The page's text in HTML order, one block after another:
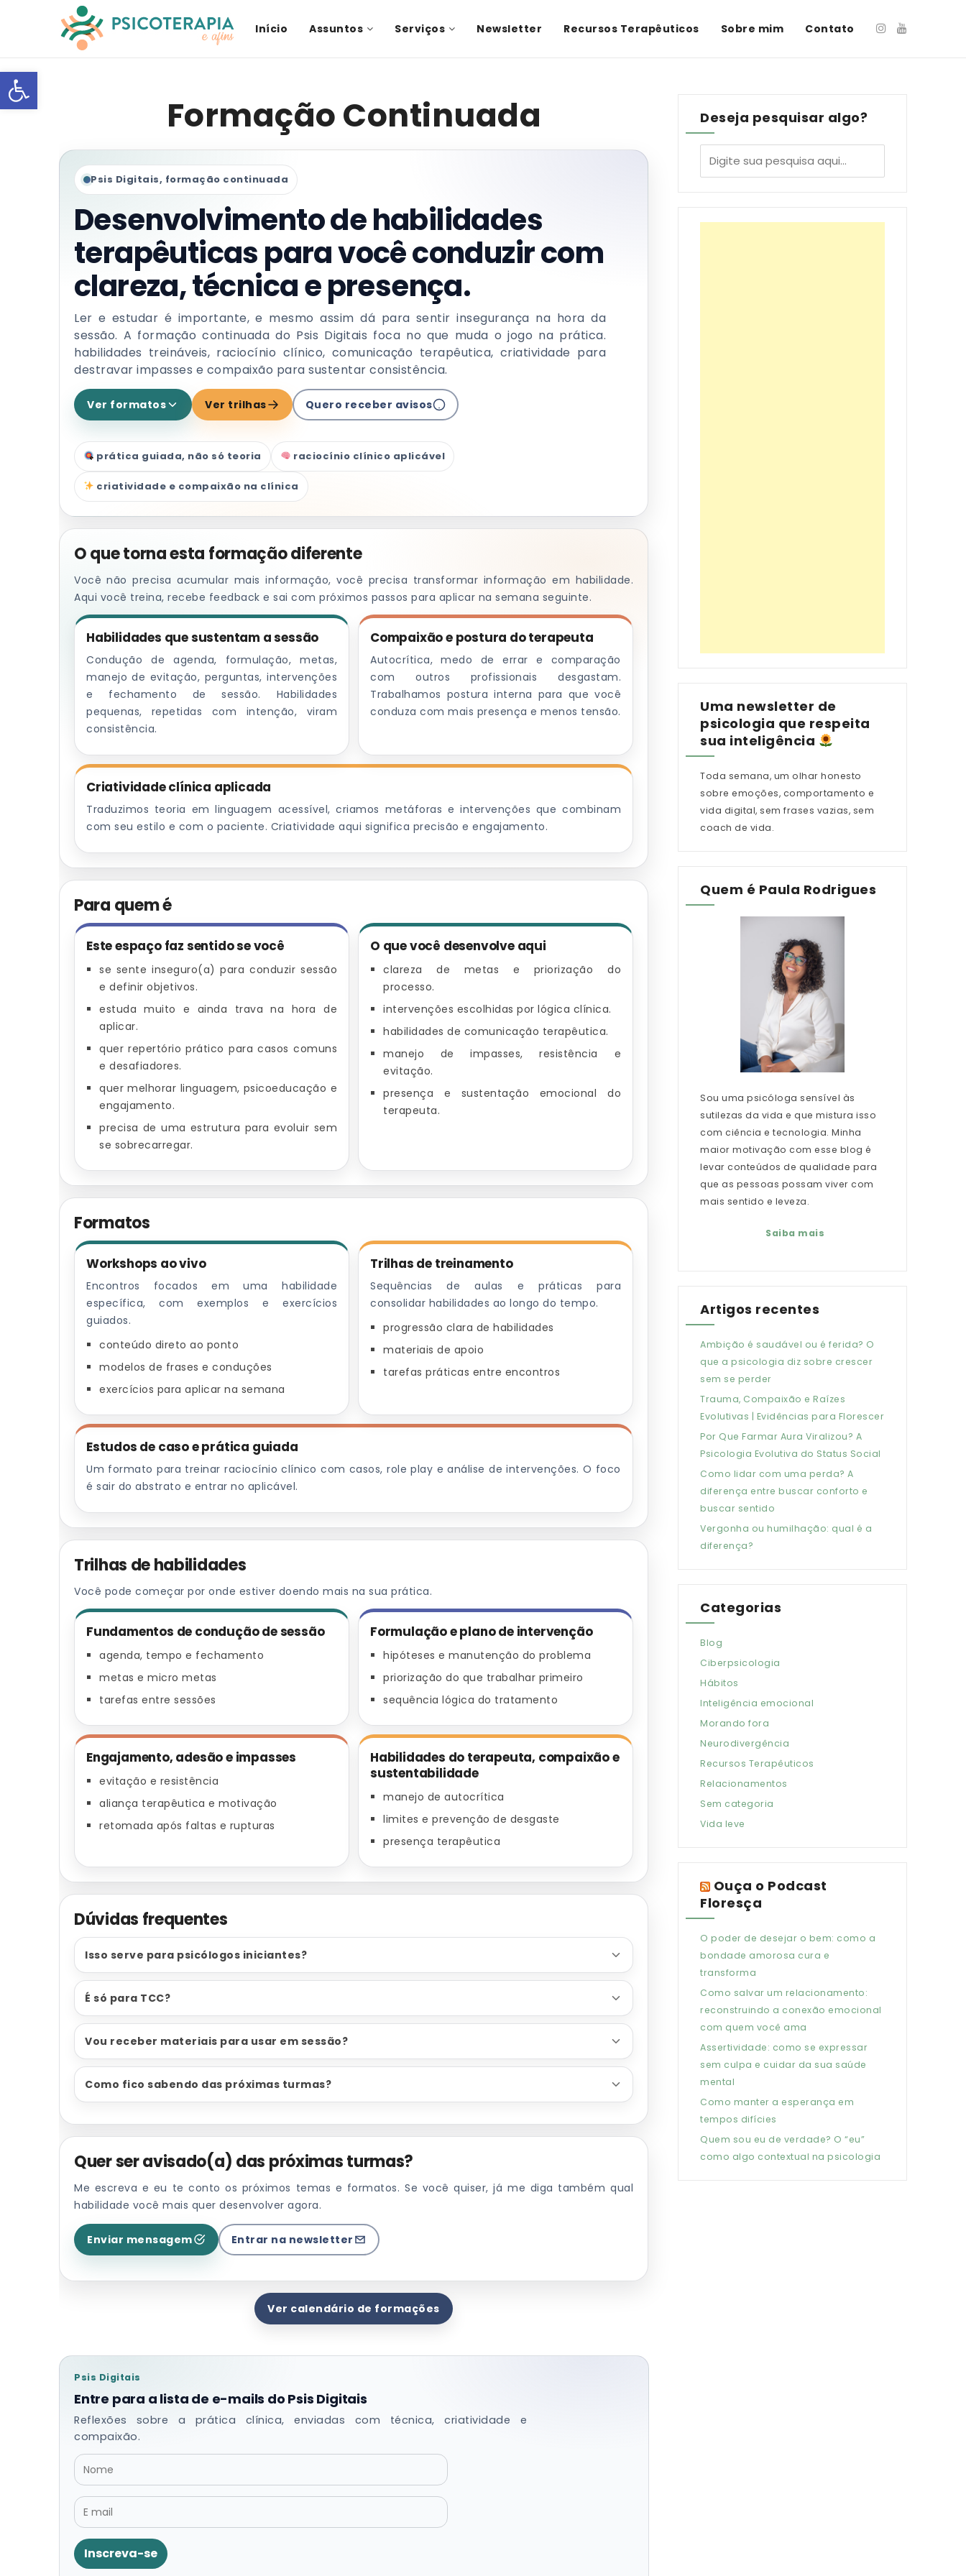
Open toolbar
Início Assuntos Serviços Newsletter Recursos Terapêuticos Sobre mim Contato
Formação Continuada
Psis Digitais, formação continuada
Desenvolvimento de habilidades
terapêuticas para você conduzir com
clareza, técnica e presença.
Ler e estudar é importante, e mesmo assim dá para sentir insegurança na hora da
sessão. A formação continuada do Psis Digitais foca no que muda o jogo na prática.
habilidades treináveis, raciocínio clínico, comunicação terapêutica, criatividade para
destravar impasses e compaixão para sustentar consistência.
Ver formatos Ver trilhas Quero receber avisos
prática guiada, não só teoria raciocínio clínico aplicável
criatividade e compaixão na clínica
O que torna esta formação diferente
Você não precisa acumular mais informação, você precisa transformar informação em habilidade.
Aqui você treina, recebe feedback e sai com próximos passos para aplicar na semana seguinte.
Habilidades que sustentam a sessão
Condução de agenda, formulação, metas,
manejo de evitação, perguntas, intervenções
e fechamento de sessão. Habilidades
pequenas, repetidas com intenção, viram
consistência.
Compaixão e postura do terapeuta
Autocrítica, medo de errar e comparação
com outros profissionais desgastam.
Trabalhamos postura interna para que você
conduza com mais presença e menos tensão.
Criatividade clínica aplicada
Traduzimos teoria em linguagem acessível, criamos metáforas e intervenções que combinam
com seu estilo e com o paciente. Criatividade aqui significa precisão e engajamento.
Para quem é
Este espaço faz sentido se você
se sente inseguro(a) para conduzir sessão
e definir objetivos.
estuda muito e ainda trava na hora de
aplicar.
quer repertório prático para casos comuns
e desafiadores.
quer melhorar linguagem, psicoeducação e
engajamento.
precisa de uma estrutura para evoluir sem
se sobrecarregar.
O que você desenvolve aqui
clareza de metas e priorização do
processo.
intervenções escolhidas por lógica clínica.
habilidades de comunicação terapêutica.
manejo de impasses, resistência e
evitação.
presença e sustentação emocional do
terapeuta.
Formatos
Workshops ao vivo
Encontros focados em uma habilidade
específica, com exemplos e exercícios
guiados.
conteúdo direto ao ponto
modelos de frases e conduções
exercícios para aplicar na semana
Trilhas de treinamento
Sequências de aulas e práticas para
consolidar habilidades ao longo do tempo.
progressão clara de habilidades
materiais de apoio
tarefas práticas entre encontros
Estudos de caso e prática guiada
Um formato para treinar raciocínio clínico com casos, role play e análise de intervenções. O foco
é sair do abstrato e entrar no aplicável.
Trilhas de habilidades
Você pode começar por onde estiver doendo mais na sua prática.
Fundamentos de condução de sessão
agenda, tempo e fechamento
metas e micro metas
tarefas entre sessões
Formulação e plano de intervenção
hipóteses e manutenção do problema
priorização do que trabalhar primeiro
sequência lógica do tratamento
Engajamento, adesão e impasses
evitação e resistência
aliança terapêutica e motivação
retomada após faltas e rupturas
Habilidades do terapeuta, compaixão e
sustentabilidade
manejo de autocrítica
limites e prevenção de desgaste
presença terapêutica
Dúvidas frequentes
Isso serve para psicólogos iniciantes?
É só para TCC?
Vou receber materiais para usar em sessão?
Como fico sabendo das próximas turmas?
Quer ser avisado(a) das próximas turmas?
Me escreva e eu te conto os próximos temas e formatos. Se você quiser, já me diga também qual
habilidade você mais quer desenvolver agora.
Enviar mensagem Entrar na newsletter
Ver calendário de formações
Psis Digitais
Entre para a lista de e-mails do Psis Digitais
Reflexões sobre a prática clínica, enviadas com técnica, criatividade e
compaixão.
Inscreva-se
Deseja pesquisar algo?
Uma newsletter de
psicologia que respeita
sua inteligência
Toda semana, um olhar honesto
sobre emoções, comportamento e
vida digital, sem frases vazias, sem
coach de vida.
Quem é Paula Rodrigues
Sou uma psicóloga sensível às
sutilezas da vida e que mistura isso
com ciência e tecnologia. Minha
maior motivação com esse blog é
levar conteúdos de qualidade para
que as pessoas possam viver com
mais sentido e leveza.
Saiba mais
Artigos recentes
Ambição é saudável ou é ferida? O
que a psicologia diz sobre crescer
sem se perder
Trauma, Compaixão e Raízes
Evolutivas | Evidências para Florescer
Por Que Farmar Aura Viralizou? A
Psicologia Evolutiva do Status Social
Como lidar com uma perda? A
diferença entre buscar conforto e
buscar sentido
Vergonha ou humilhação: qual é a
diferença?
Categorias
Blog
Ciberpsicologia
Hábitos
Inteligência emocional
Morando fora
Neurodivergência
Recursos Terapêuticos
Relacionamentos
Sem categoria
Vida leve
Ouça o Podcast
Floresça
O poder de desejar o bem: como a
bondade amorosa cura e
transforma
Como salvar um relacionamento:
reconstruindo a conexão emocional
com quem você ama
Assertividade: como se expressar
sem culpa e cuidar da sua saúde
mental
Como manter a esperança em
tempos difícies
Quem sou eu de verdade? O “eu”
como algo contextual na psicologia